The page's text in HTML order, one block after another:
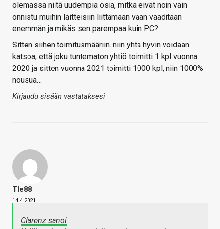
olemassa niitä uudempia osia, mitkä eivät noin vain
onnistu muihin laitteisiin liittämään vaan vaaditaan
enemmän ja mikäs sen parempaa kuin PC?
Sitten siihen toimitusmääriin, niin yhtä hyvin voidaan
katsoa, että joku tuntematon yhtiö toimitti 1 kpl vuonna
2020 ja sitten vuonna 2021 toimitti 1000 kpl, niin 1000%
nousua…
Kirjaudu sisään vastataksesi
Tle88
14.4.2021
Clarenz sanoi